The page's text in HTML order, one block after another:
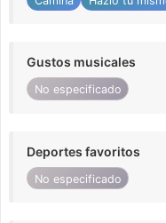
Gustos musicales
No especificado
Deportes favoritos
No especificado